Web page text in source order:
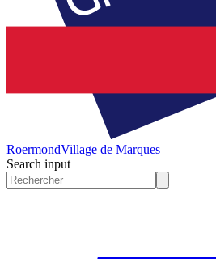
RoermondVillage de Marques
Search input